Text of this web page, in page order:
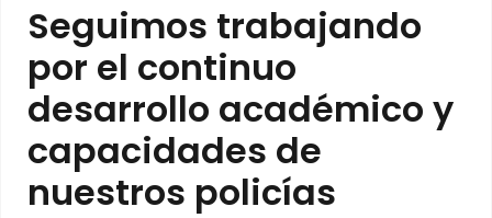
Seguimos trabajando
por el continuo
desarrollo académico y
capacidades de
nuestros policías